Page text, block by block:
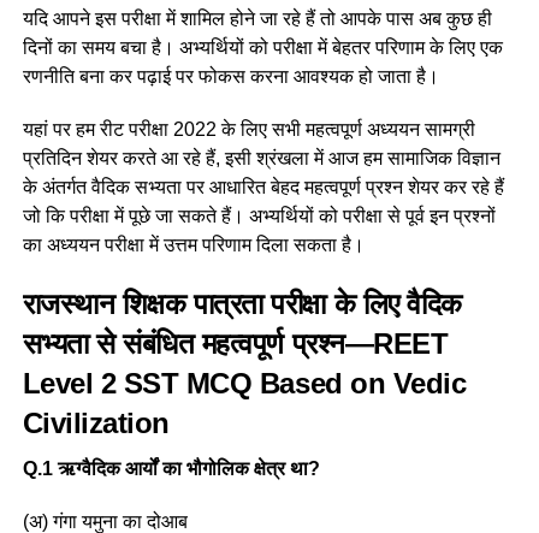
यदि आपने इस परीक्षा में शामिल होने जा रहे हैं तो आपके पास अब कुछ ही
दिनों का समय बचा है। अभ्यर्थियों को परीक्षा में बेहतर परिणाम के लिए एक
रणनीति बना कर पढ़ाई पर फोकस करना आवश्यक हो जाता है।
यहां पर हम रीट परीक्षा 2022 के लिए सभी महत्वपूर्ण अध्ययन सामग्री
प्रतिदिन शेयर करते आ रहे हैं, इसी श्रंखला में आज हम सामाजिक विज्ञान
के अंतर्गत वैदिक सभ्यता पर आधारित बेहद महत्वपूर्ण प्रश्न शेयर कर रहे हैं
जो कि परीक्षा में पूछे जा सकते हैं। अभ्यर्थियों को परीक्षा से पूर्व इन प्रश्नों
का अध्ययन परीक्षा में उत्तम परिणाम दिला सकता है।
राजस्थान शिक्षक पात्रता परीक्षा के लिए वैदिक
सभ्यता से संबंधित महत्वपूर्ण प्रश्न—REET
Level 2 SST MCQ Based on Vedic
Civilization
Q.1 ऋग्वैदिक आर्यों का भौगोलिक क्षेत्र था?
(अ) गंगा यमुना का दोआब